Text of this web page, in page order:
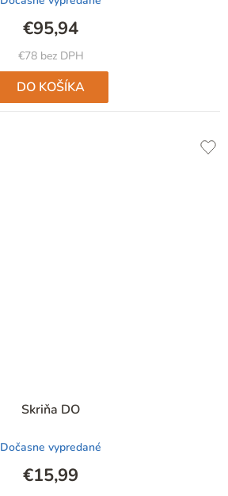
€78 bez DPH
€95,94
DO KOŠÍKA
Skriňa DO
Dočasne vypredané
€15,99